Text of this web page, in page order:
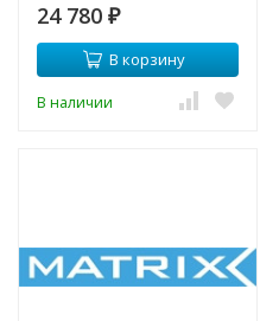
24 780 ₽
В корзину
В наличии